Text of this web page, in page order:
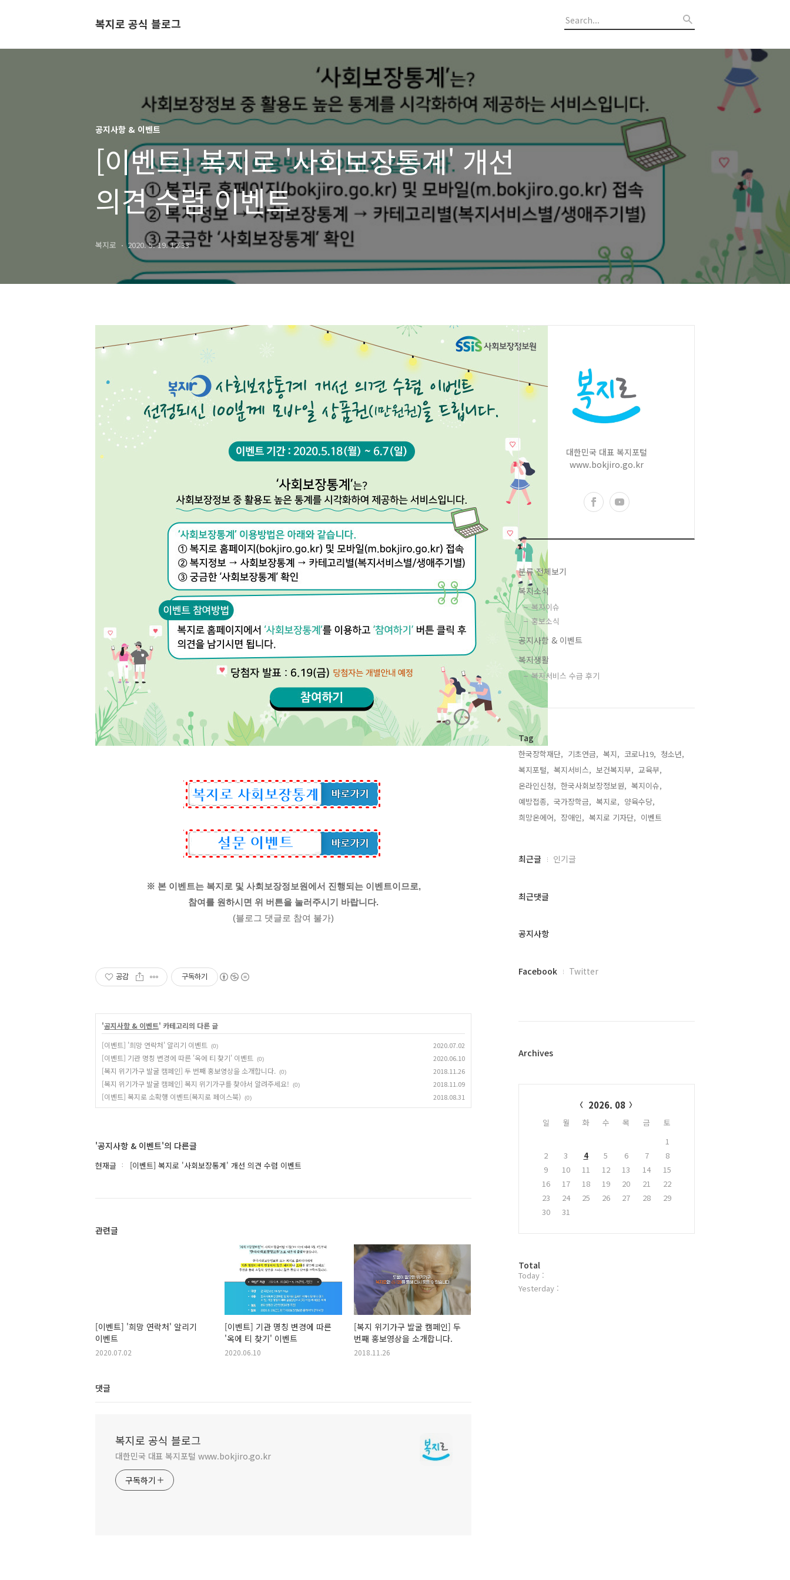
복지로 공식 블로그
공지사항 & 이벤트
[이벤트] 복지로 '사회보장통계' 개선
의견 수렴 이벤트
복지로 2020. 5. 19. 12:33
※ 본 이벤트는 복지로 및 사회보장정보원에서 진행되는 이벤트이므로,
참여를 원하시면 위 버튼을 눌러주시기 바랍니다.
(블로그 댓글로 참여 불가)
공감 구독하기
'공지사항 & 이벤트' 카테고리의 다른 글
[이벤트] '희망 연락처' 알리기 이벤트
(0) 2020.07.02
[이벤트] 기관 명칭 변경에 따른 '옥에 티 찾기' 이벤트 (0) 2020.06.10
[복지 위기가구 발굴 캠페인] 두 번째 홍보영상을 소개합니다. (0) 2018.11.26
[복지 위기가구 발굴 캠페인] 복지 위기가구를 찾아서 알려주세요! (0) 2018.11.09
[이벤트] 복지로 소확행 이벤트(복지로 페이스북) (0) 2018.08.31
'공지사항 & 이벤트'의 다른글
현재글 [이벤트] 복지로 '사회보장통계' 개선 의견 수렴 이벤트
관련글
[이벤트] '희망 연락처' 알리기
이벤트
2020.07.02
[이벤트] 기관 명칭 변경에 따른
'옥에 티 찾기' 이벤트
2020.06.10
[복지 위기가구 발굴 캠페인] 두
번째 홍보영상을 소개합니다.
2018.11.26
댓글
복지로 공식 블로그
대한민국 대표 복지포털 www.bokjiro.go.kr
구독하기
대한민국 대표 복지포털
www.bokjiro.go.kr
분류 전체보기
복지소식
복지이슈
홍보소식
공지사항 & 이벤트
복지생활
복지서비스 수급 후기
Tag
한국장학재단, 기초연금, 복지, 코로나19, 청소년,
복지포털, 복지서비스, 보건복지부, 교육부,
온라인신청, 한국사회보장정보원, 복지이슈,
예방접종, 국가장학금, 복지로, 양육수당,
희망온에어, 장애인, 복지로 기자단, 이벤트,
최
과
글
최근글 인기글
최근댓글
공지사항
페
플
Facebook Twitter
Archives
2026. 08
일 월 화 수 목 금
토
1
2
3 4 5 6 7
8
9
10 11 12 13 14
15
16
17 18 19 20 21
22
23
24 25 26 27 28
29
30
31
방
문
자
Total
Today :
Yesterday :